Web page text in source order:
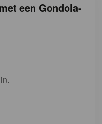
een Gondola-